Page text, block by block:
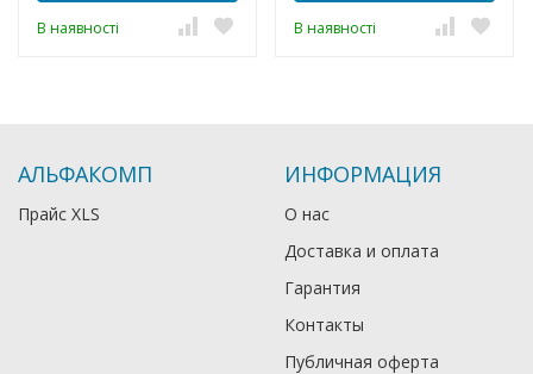
В наявності В наявності
АЛЬФАКОМП
Прайс XLS
ИНФОРМАЦИЯ
О нас
Доставка и оплата
Гарантия
Контакты
Публичная оферта